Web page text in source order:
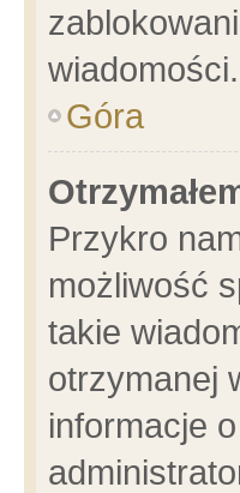
wiadomości.
Góra
Przykro
możliwość
takie
otrzymanej
informacje